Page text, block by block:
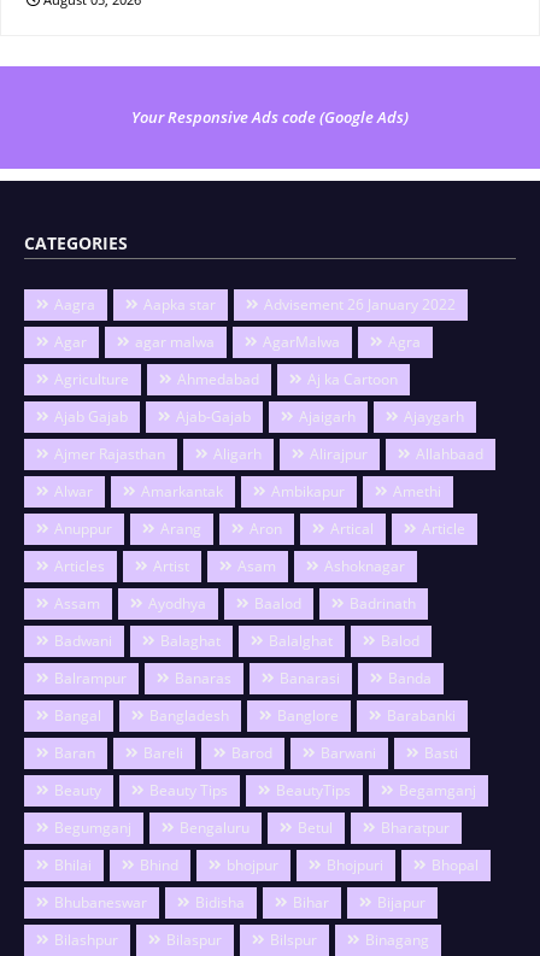
Your Responsive Ads code (Google Ads)
CATEGORIES
Aagra Aapka star
Advisement 26 January 2022
Agar
agar malwa AgarMalwa
Agra
Agriculture
Ahmedabad
Aj ka Cartoon
Ajab Gajab
Ajab-Gajab Ajaigarh
Ajaygarh
Ajmer Rajasthan
Aligarh Alirajpur
Allahbaad
Alwar
Amarkantak Ambikapur
Amethi
Anuppur
Arang Aron Artical
Article
Articles
Artist Asam
Ashoknagar
Assam
Ayodhya Baalod
Badrinath
Badwani
Balaghat Balalghat
Balod
Balrampur
Banaras Banarasi
Banda
Bangal
Bangladesh Banglore
Barabanki
Baran
Bareli Barod Barwani
Basti
Beauty
Beauty Tips BeautyTips
Begamganj
Begumganj
Bengaluru Betul
Bharatpur
Bhilai
Bhind bhojpur Bhojpuri
Bhopal
Bhubaneswar
Bidisha Bihar
Bijapur
Bilashpur
Bilaspur Bilspur Binagang